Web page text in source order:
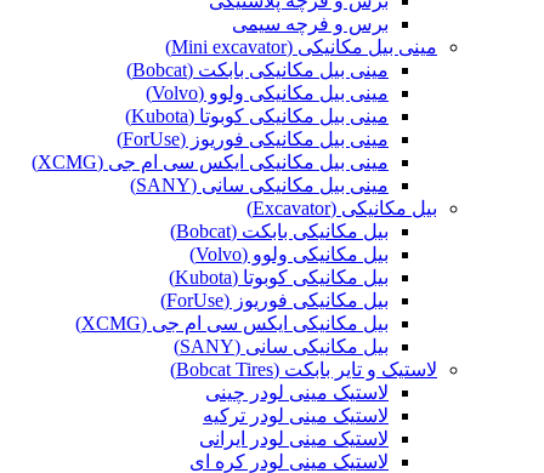
برس و فرچه سیمی
مینی بیل مکانیکی (Mini excavator)
مینی بیل مکانیکی بابکت (Bobcat)
مینی بیل مکانیکی ولوو (Volvo)
مینی بیل مکانیکی کوبوتا (Kubota)
مینی بیل مکانیکی فوریوز (ForUse)
مینی بیل مکانیکی ایکس سی ام جی (XCMG)
مینی بیل مکانیکی سانی (SANY)
بیل مکانیکی (Excavator)
بیل مکانیکی بابکت (Bobcat)
بیل مکانیکی ولوو (Volvo)
بیل مکانیکی کوبوتا (Kubota)
بیل مکانیکی فوریوز (ForUse)
بیل مکانیکی ایکس سی ام جی (XCMG)
بیل مکانیکی سانی (SANY)
لاستیک و تایر بابکت (Bobcat Tires)
لاستیک مینی لودر چینی
لاستیک مینی لودر ترکیه
لاستیک مینی لودر ایرانی
لاستیک مینی لودر کره ای